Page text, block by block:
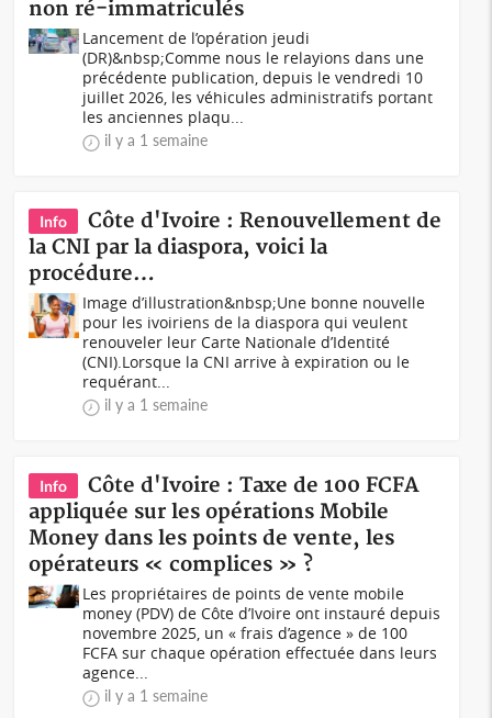
non ré-immatriculés
Lancement de l’opération jeudi
(DR)&nbsp;Comme nous le relayions dans une
précédente publication, depuis le vendredi 10
juillet 2026, les véhicules administratifs portant
les anciennes plaqu...
il y a 1 semaine
Info
Côte d'Ivoire : Renouvellement de
la CNI par la diaspora, voici la
procédure…
Image d’illustration&nbsp;Une bonne nouvelle
pour les ivoiriens de la diaspora qui veulent
renouveler leur Carte Nationale d’Identité
(CNI).Lorsque la CNI arrive à expiration ou le
requérant...
il y a 1 semaine
Info
Côte d'Ivoire : Taxe de 100 FCFA
appliquée sur les opérations Mobile
Money dans les points de vente, les
opérateurs « complices » ?
Les propriétaires de points de vente mobile
money (PDV) de Côte d’Ivoire ont instauré depuis
novembre 2025, un « frais d’agence » de 100
FCFA sur chaque opération effectuée dans leurs
agence...
il y a 1 semaine